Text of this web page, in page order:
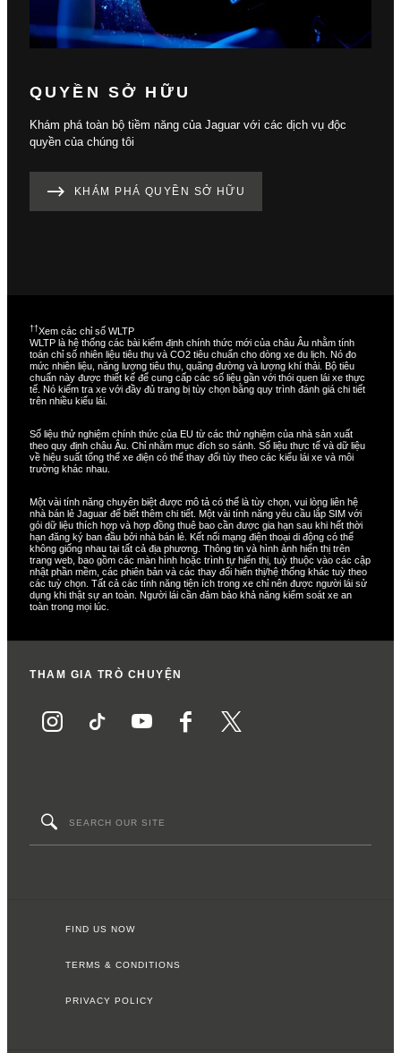
QUYỀN SỞ HỮU
Khám phá toàn bộ tiềm năng của Jaguar với các dịch vụ độc
quyền của chúng tôi
KHÁM PHÁ QUYỀN SỞ HỮU
††Xem các chỉ số WLTP
WLTP là hệ thống các bài kiểm định chính thức mới của châu Âu nhằm tính
toán chỉ số nhiên liệu tiêu thụ và CO2 tiêu chuẩn cho dòng xe du lịch. Nó đo
mức nhiên liệu, năng lượng tiêu thụ, quãng đường và lượng khí thải. Bộ tiêu
chuẩn này được thiết kế để cung cấp các số liệu gần với thói quen lái xe thực
tế. Nó kiểm tra xe với đầy đủ trang bị tùy chọn bằng quy trình đánh giá chi tiết
trên nhiều kiểu lái.
Số liệu thử nghiệm chính thức của EU từ các thử nghiệm của nhà sản xuất
theo quy định châu Âu. Chỉ nhằm mục đích so sánh. Số liệu thực tế và dữ liệu
về hiệu suất tổng thể xe điện có thể thay đổi tùy theo các kiểu lái xe và môi
trường khác nhau.
Một vài tính năng chuyên biệt được mô tả có thể là tùy chọn, vui lòng liên hệ
nhà bán lẻ Jaguar để biết thêm chi tiết. Một vài tính năng yêu cầu lắp SIM với
gói dữ liệu thích hợp và hợp đồng thuê bao cần được gia hạn sau khi hết thời
hạn đăng ký ban đầu bởi nhà bán lẻ. Kết nối mạng điện thoại di động có thể
không giống nhau tại tất cả địa phương. Thông tin và hình ảnh hiển thị trên
trang web, bao gồm các màn hình hoặc trình tự hiển thị, tuỳ thuộc vào các cập
nhật phần mềm, các phiên bản và các thay đổi hiển thị/hệ thống khác tuỳ theo
các tuỳ chọn. Tất cả các tính năng tiện ích trong xe chỉ nên được người lái sử
dụng khi thật sự an toàn. Người lái cần đảm bảo khả năng kiểm soát xe an
toàn trong mọi lúc.
THAM GIA TRÒ CHUYỆN
FIND US NOW
TERMS & CONDITIONS
PRIVACY POLICY